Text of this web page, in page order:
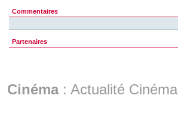
Commentaires
Partenaires
Cinéma: Actualité Cinéma